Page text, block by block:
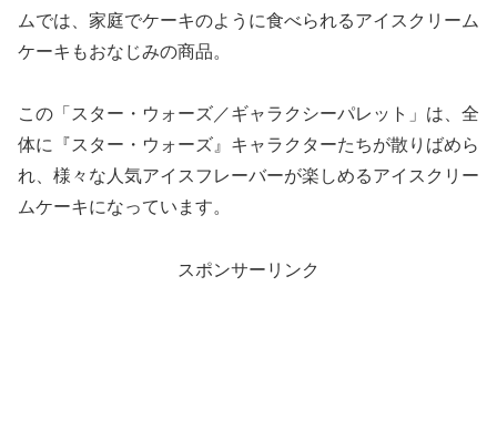
ムでは、家庭でケーキのように食べられるアイスクリーム
ケーキもおなじみの商品。
この「スター・ウォーズ／ギャラクシーパレット」は、全
体に『スター・ウォーズ』キャラクターたちが散りばめら
れ、様々な人気アイスフレーバーが楽しめるアイスクリー
ムケーキになっています。
スポンサーリンク